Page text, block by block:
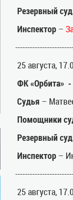
Резервный
Инспектор –
25 августа,
ФК «Орбита»
Судья –
Помощники
Резервный
Инспектор –
25 августа,